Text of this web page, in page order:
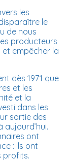
les
le
de nous
producteurs
et empêcher la
dès 1971 que
et les
et la
dans les
sortie des
aujourd’hui.
ont
: ils ont
profits.